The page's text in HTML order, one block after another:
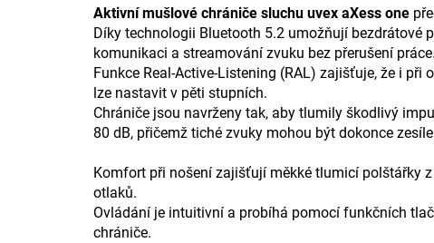
Aktivní mušlové chrániče sluchu uvex aXess one
Díky technologii Bluetooth 5.2 umožňují
komunikaci a streamování zvuku bez přerušení práce.
Funkce Real-Active-Listening (RAL) zajišťuje, že i
lze nastavit v pěti stupních.
Chrániče jsou navrženy tak, aby tlumily škodlivý
80 dB, přičemž tiché zvuky mohou být dokonce
Komfort při nošení zajišťují měkké tlumicí polštářky
otlaků.
Ovládání je intuitivní a probíhá pomocí funkčních
chrániče.